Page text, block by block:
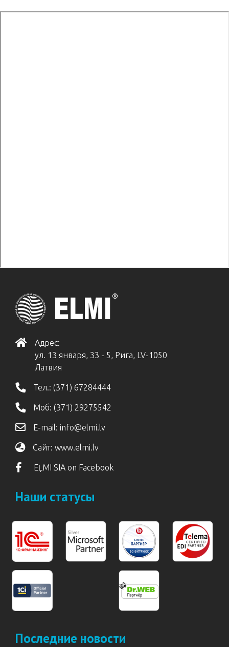
Адрес:
ул. 13 января, 33 - 5, Рига, LV-1050
Латвия
Тел.: (371) 67284444
Моб: (371) 29275542
E-mail: info@elmi.lv
Сайт: www.elmi.lv
EĻMI SIA on Facebook
Наши статусы
Последние новости